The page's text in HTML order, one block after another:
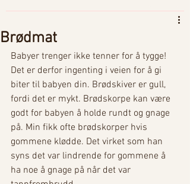
Brødmat
Babyer trenger ikke tenner for å tygge!
Det er derfor ingenting i veien for å gi
biter til babyen din. Brødskiver er gull,
fordi det er mykt. Brødskorpe kan være
godt for babyen å holde rundt og gnage
på. Min fikk ofte brødskorper hvis
gommene klødde. Det virket som han
syns det var lindrende for gommene å
ha noe å gnage på når det var